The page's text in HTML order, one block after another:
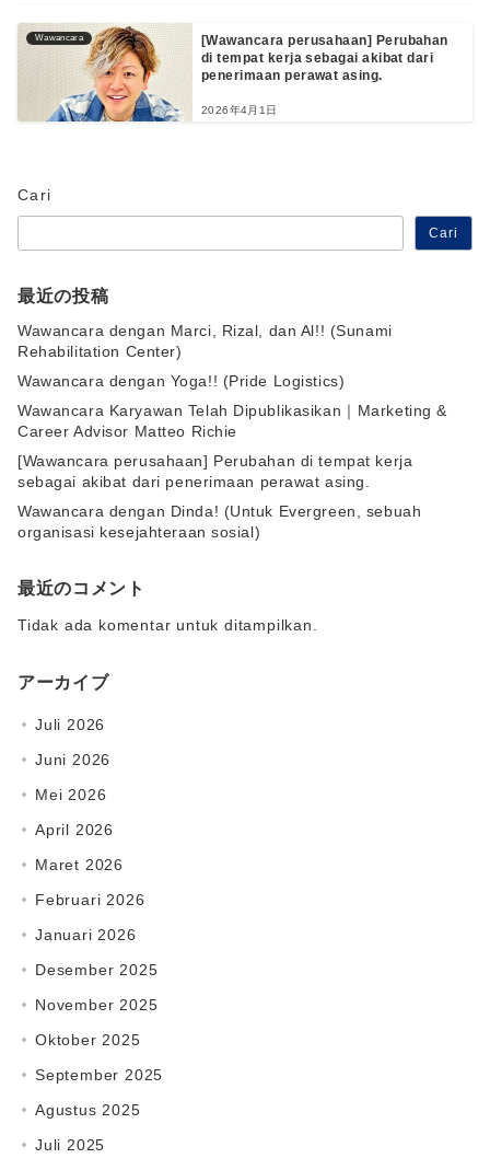
Wawancara
[Wawancara perusahaan] Perubahan
di tempat kerja sebagai akibat dari
penerimaan perawat asing.
2026年4月1日
Cari
Cari
最近の投稿
Wawancara dengan Marci, Rizal, dan Al!! (Sunami
Rehabilitation Center)
Wawancara dengan Yoga!! (Pride Logistics)
Wawancara Karyawan Telah Dipublikasikan｜Marketing &
Career Advisor Matteo Richie
[Wawancara perusahaan] Perubahan di tempat kerja
sebagai akibat dari penerimaan perawat asing.
Wawancara dengan Dinda! (Untuk Evergreen, sebuah
organisasi kesejahteraan sosial)
最近のコメント
Tidak ada komentar untuk ditampilkan.
アーカイブ
Juli 2026
Juni 2026
Mei 2026
April 2026
Maret 2026
Februari 2026
Januari 2026
Desember 2025
November 2025
Oktober 2025
September 2025
Agustus 2025
Juli 2025